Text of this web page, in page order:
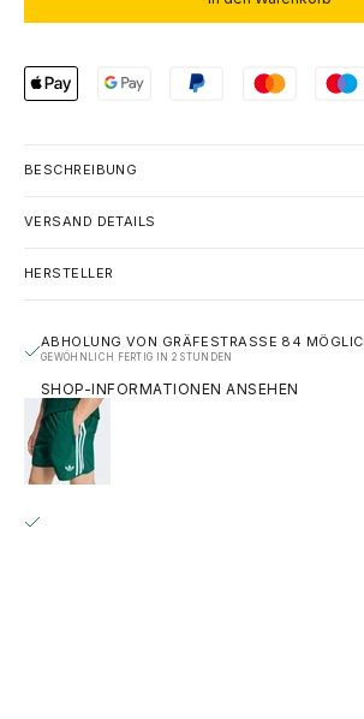
BESCHREIBUNG
VERSAND DETAILS
HERSTELLER
ABHOLUNG VON GRÄFESTRASSE 84 MÖGLICH
GEWÖHNLICH FERTIG IN 2 STUNDEN
SHOP-INFORMATIONEN ANSEHEN